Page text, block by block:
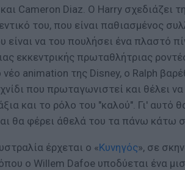
Cameron Diaz. Ο Harry σχεδιάζει
του, που είναι παθιασμένος
είναι να του πουλήσει ένα πλαστό
εκκεντρικής πρωταθλήτριας
νέο animation της Disney, o Ralph
που πρωταγωνιστεί και θέλει
και το ρόλο του "καλού". Γι' αυτό
θα φέρει άθελά του τα πάνω κάτω
έρχεται ο «Κυνηγός», σε
ο Willem Dafoe υποδύεται ένα